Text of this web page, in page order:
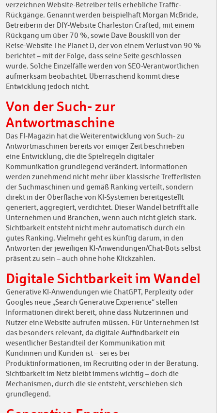
verzeichnen Website-Betreiber teils erhebliche Traffic-
Rückgänge. Genannt werden beispielhaft Morgan McBride,
Betreiberin der DIY-Website Charleston Crafted, mit einem
Rückgang um über 70 %, sowie Dave Bouskill von der
Reise-Website The Planet D, der von einem Verlust von 90 %
berichtet – mit der Folge, dass seine Seite geschlossen
wurde. Solche Einzelfälle werden von SEO-Verantwortlichen
aufmerksam beobachtet. Überraschend kommt diese
Entwicklung jedoch nicht.
Von der Such- zur
Antwortmaschine
Das FI-Magazin hat die Weiterentwicklung von Such- zu
Antwortmaschinen bereits vor einiger Zeit beschrieben –
eine Entwicklung, die die Spielregeln digitaler
Kommunikation grundlegend verändert. Informationen
werden zunehmend nicht mehr über klassische Trefferlisten
der Suchmaschinen und gemäß Ranking verteilt, sondern
direkt in der Oberfläche von KI-Systemen bereitgestellt –
generiert, aggregiert, verdichtet. Dieser Wandel betrifft alle
Unternehmen und Branchen, wenn auch nicht gleich stark.
Sichtbarkeit entsteht nicht mehr automatisch durch ein
gutes Ranking. Vielmehr geht es künftig darum, in den
Antworten der jeweiligen KI-Anwendungen/Chat-Bots selbst
präsent zu sein – auch ohne hohe Klickzahlen.
Digitale Sichtbarkeit im Wandel
Generative KI-Anwendungen wie ChatGPT, Perplexity oder
Googles neue „Search Generative Experience“ stellen
Informationen direkt bereit, ohne dass Nutzerinnen und
Nutzer eine Website aufrufen müssen. Für Unternehmen ist
das besonders relevant, da digitale Auffindbarkeit ein
wesentlicher Bestandteil der Kommunikation mit
Kundinnen und Kunden ist – sei es bei
Produktinformationen, im Recruiting oder in der Beratung.
Sichtbarkeit im Netz bleibt immens wichtig – doch die
Mechanismen, durch die sie entsteht, verschieben sich
grundlegend.